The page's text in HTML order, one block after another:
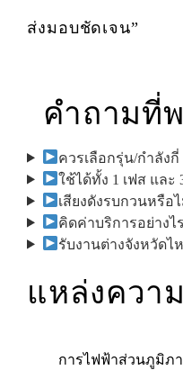
ส่งมอบชัดเจน”
คำถามที่
ควรเลือกรุ่น/กำลังกี่
ใช้ได้ทั้ง 1 เฟส และ
เสียงดังรบกวนหรือ
คิดค่าบริการอย่างไ
รับงานต่างจังหวัดไ
แหล่งควา
การไฟฟ้าส่วนภูมิภา